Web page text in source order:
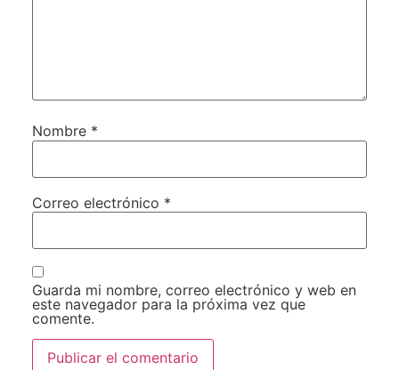
Nombre *
Correo electrónico *
Guarda mi nombre, correo electrónico y web en
este navegador para la próxima vez que
comente.